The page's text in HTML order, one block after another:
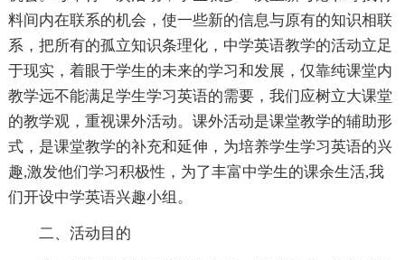
料间内在联系的机会，使一些新的信息与原有的知识相联
系，把所有的孤立知识条理化，中学英语教学的活动立足
于现实，着眼于学生的未来的学习和发展，仅靠纯课堂内
教学远不能满足学生学习英语的需要，我们应树立大课堂
的教学观，重视课外活动。课外活动是课堂教学的辅助形
式，是课堂教学的补充和延伸，为培养学生学习英语的兴
趣,激发他们学习积极性，为了丰富中学生的课余生活,我
们开设中学英语兴趣小组。
二、活动目的